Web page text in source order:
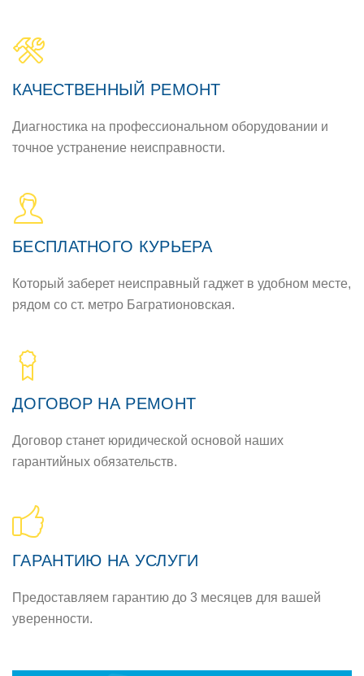
КАЧЕСТВЕННЫЙ РЕМОНТ
Диагностика на профессиональном оборудовании и
точное устранение неисправности.
БЕСПЛАТНОГО КУРЬЕРА
Который заберет неисправный гаджет в удобном месте,
рядом со ст. метро Багратионовская.
ДОГОВОР НА РЕМОНТ
Договор станет юридической основой наших
гарантийных обязательств.
ГАРАНТИЮ НА УСЛУГИ
Предоставляем гарантию до 3 месяцев для вашей
уверенности.